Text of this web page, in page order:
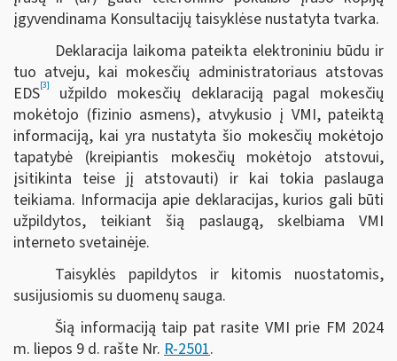
įgyvendinama Konsultacijų taisyklėse nustatyta tvarka.
Deklaracija laikoma pateikta elektroniniu būdu ir
tuo atveju, kai mokesčių administratoriaus atstovas
EDS[3]
užpildo mokesčių deklaraciją pagal mokesčių
mokėtojo (fizinio asmens), atvykusio į VMI, pateiktą
informaciją, kai yra nustatyta šio mokesčių mokėtojo
tapatybė (kreipiantis mokesčių mokėtojo atstovui,
įsitikinta teise jį atstovauti) ir kai tokia paslauga
teikiama. Informacija apie deklaracijas, kurios gali būti
užpildytos, teikiant šią paslaugą, skelbiama VMI
interneto svetainėje.
Taisyklės papildytos ir kitomis nuostatomis,
susijusiomis su duomenų sauga.
Šią informaciją taip pat rasite VMI prie FM 2024
m. liepos 9 d. rašte Nr. R-2501.